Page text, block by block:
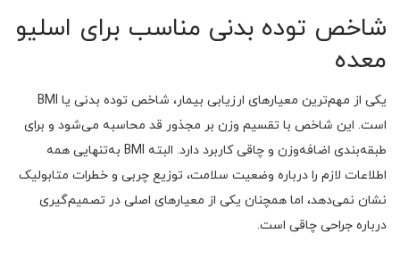
شاخص توده بدنی مناسب برای اسلیو
معده
یکی از مهم‌ترین معیارهای ارزیابی بیمار، شاخص توده بدنی یا BMI
است. این شاخص با تقسیم وزن بر مجذور قد محاسبه می‌شود و برای
طبقه‌بندی اضافه‌وزن و چاقی کاربرد دارد. البته BMI به‌تنهایی همه
اطلاعات لازم را درباره وضعیت سلامت، توزیع چربی و خطرات متابولیک
نشان نمی‌دهد، اما همچنان یکی از معیارهای اصلی در تصمیم‌گیری
درباره جراحی چاقی است.